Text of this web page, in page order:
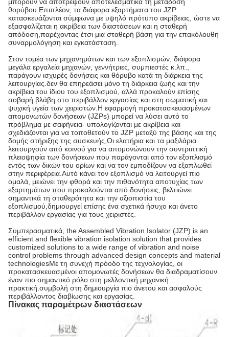
θορύβου.Επιπλέον, τα διάφορα εξαρτήματα του JZP
κατασκευάζονται σύμφωνα με υψηλό πρότυπο ακρίβειας, ώστε να
εξασφαλίζεται η ακρίβεια των διαστάσεων και η σταθερή
απόδοση,παρέχοντας έτσι μια σταθερή βάση για την επακόλουθη
συναρμολόγηση και εγκατάσταση.
Στον τομέα των μηχανημάτων και των εξοπλισμών, διάφορα
μεγάλα εργαλεία μηχανών, γεννήτριες, συμπιεστές κ.λπ.,
παράγουν ισχυρές δονήσεις και θόρυβο κατά τη διάρκεια της
λειτουργίας.δεν θα επηρεάσει μόνο τη διάρκεια ζωής και την
ακρίβεια του ίδιου του εξοπλισμού, αλλά προκαλούν επίσης
σοβαρή βλάβη στο περιβάλλον εργασίας και στη σωματική και
ψυχική υγεία των χειριστών.Η εφαρμογή προκατασκευασμένων
απομονωτών δονήσεων (JZPs) μπορεί να λύσει αυτό το
πρόβλημα με σαφήνεια- υπολογίζονται με ακρίβεια και
σχεδιάζονται για να τοποθετούν το JZP μεταξύ της βάσης και της
δομής στήριξης της συσκευής,Οι ελατήρια και τα μαξιλάρια
λειτουργούν από κοινού για να απομονώνουν την συντριπτική
πλειοψηφία των δονήσεων που παράγονται από τον εξοπλισμό
εντός των δικών του ορίων και να τον εμποδίζουν να εξαπλωθεί
στην περιφέρεια.Αυτό κάνει τον εξοπλισμό να λειτουργεί πιο
ομαλά, μειώνει την φθορά και την πιθανότητα αποτυχίας των
εξαρτημάτων που προκαλούνται από δονήσεις, βελτιώνει
σημαντικά τη σταθερότητα και την αξιοπιστία του
εξοπλισμού,δημιουργεί επίσης ένα σχετικά ήσυχο και άνετο
περιβάλλον εργασίας για τους χειριστές.
Συμπερασματικά, the Assembled Vibration Isolator (JZP) is an
efficient and flexible vibration isolation solution that provides
customized solutions to a wide range of vibration and noise
control problems through advanced design concepts and material
technologiesΜε τη συνεχή πρόοδο της τεχνολογίας, οι
προκατασκευασμένοι απομονωτές δονήσεων θα διαδραματίσουν
έναν πιο σημαντικό ρόλο στη μελλοντική μηχανική
πρακτική.συμβολή στη δημιουργία πιο άνετου και ασφαλούς
περιβάλλοντος διαβίωσης και εργασίας.
Πίνακας παραμέτρων διαστάσεων